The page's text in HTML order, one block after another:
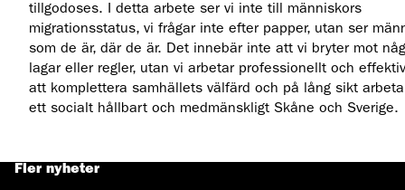
tillgodoses. I detta arbete ser vi inte till människors
migrationsstatus, vi frågar inte efter papper, utan ser
som de är, där de är. Det innebär inte att vi bryter mot
lagar eller regler, utan vi arbetar professionellt och
att komplettera samhällets välfärd och på lång sikt
ett socialt hållbart och medmänskligt Skåne och Sverige.
Fler nyheter